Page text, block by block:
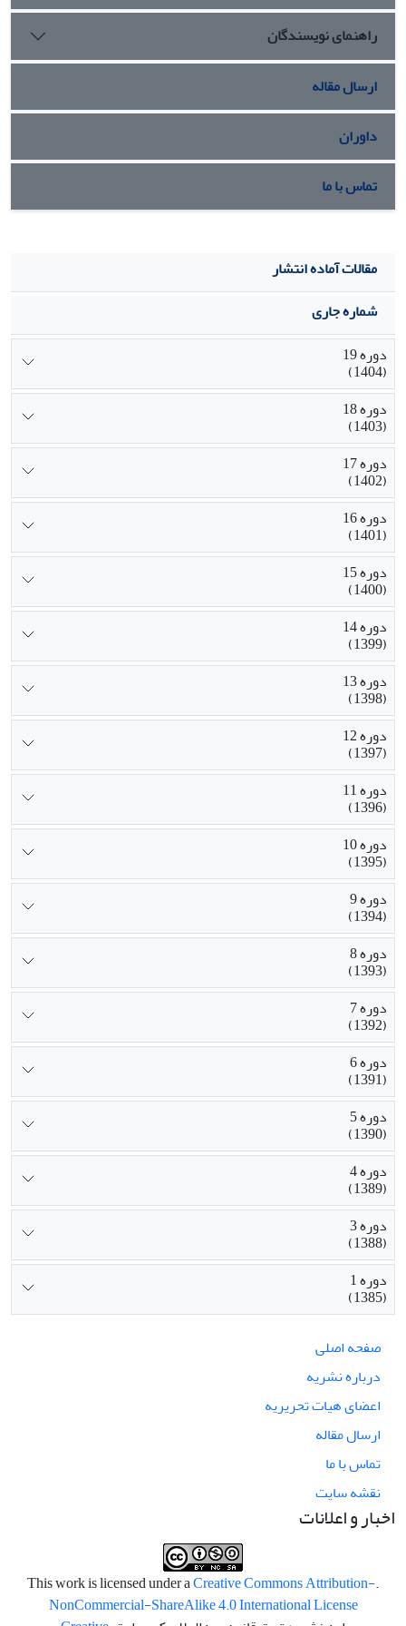
راهنمای نویسندگان
ارسال مقاله
داوران
تماس با ما
مقالات آماده انتشار
شماره جاری
دوره 19
(1404)
دوره 18
(1403)
دوره 17
(1402)
دوره 16
(1401)
دوره 15
(1400)
دوره 14
(1399)
دوره 13
(1398)
دوره 12
(1397)
دوره 11
(1396)
دوره 10
(1395)
دوره 9
(1394)
دوره 8
(1393)
دوره 7
(1392)
دوره 6
(1391)
دوره 5
(1390)
دوره 4
(1389)
دوره 3
(1388)
دوره 1
(1385)
صفحه اصلی
درباره نشریه
اعضای هیات تحریریه
ارسال مقاله
تماس با ما
نقشه سایت
اخبار و اعلانات
.This work is licensed under a
Creative Commons Attribution-
NonCommercial-ShareAlike 4.0 International License